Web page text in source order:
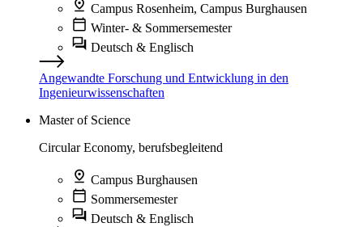
Campus Rosenheim, Campus Burghausen
Winter- & Sommersemester
Deutsch & Englisch
Angewandte Forschung und Entwicklung in den
Ingenieurwissenschaften
Master of Science
Circular Economy, berufsbegleitend
Campus Burghausen
Sommersemester
Deutsch & Englisch